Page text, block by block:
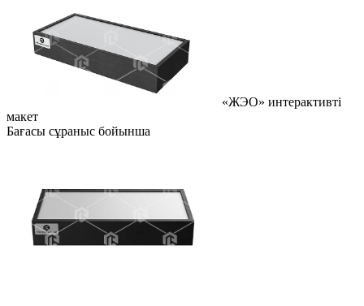
«ЖЭО» интерактивті
макет
Бағасы сұраныс бойынша